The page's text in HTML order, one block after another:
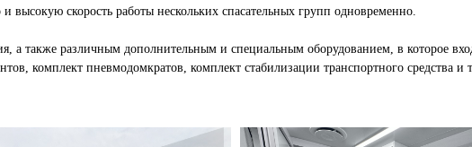
и высокую скорость работы нескольких спасательных групп одновременно.
а также различным дополнительным и специальным оборудованием, в которое
комплект пневмодомкратов, комплект стабилизации транспортного средства и